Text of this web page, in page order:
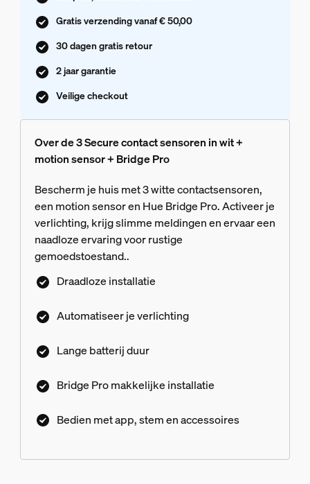
Gratis verzending vanaf € 50,00
30 dagen gratis retour
2 jaar garantie
Veilige checkout
Over de 3 Secure contact sensoren in wit +
motion sensor + Bridge Pro
Bescherm je huis met 3 witte contactsensoren,
een motion sensor en Hue Bridge Pro. Activeer je
verlichting, krijg slimme meldingen en ervaar een
naadloze ervaring voor rustige
gemoedstoestand..
Draadloze installatie
Automatiseer je verlichting
Lange batterij duur
Bridge Pro makkelijke installatie
Bedien met app, stem en accessoires